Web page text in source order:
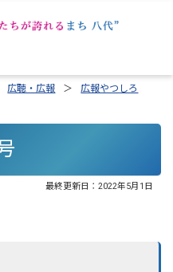
広聴・広報
広報やつしろ
最終更新日： 2022年5月1日